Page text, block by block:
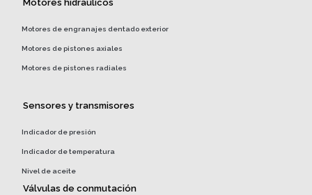
Motores hidráulicos
Motores de engranajes dentado exterior
Motores de pistones axiales
Motores de pistones radiales
Sensores y transmisores
Indicador de presión
Indicador de temperatura
Nivel de aceite
Válvulas de conmutación